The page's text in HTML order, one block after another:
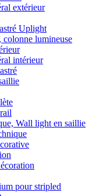
extérieur
Uplight
colonne lumineuse
intérieur
Wall light en saillie
pour stripled